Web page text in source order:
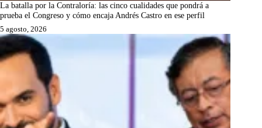
La batalla por la Contraloría: las cinco cualidades que pondrá a
prueba el Congreso y cómo encaja Andrés Castro en ese perfil
5 agosto, 2026